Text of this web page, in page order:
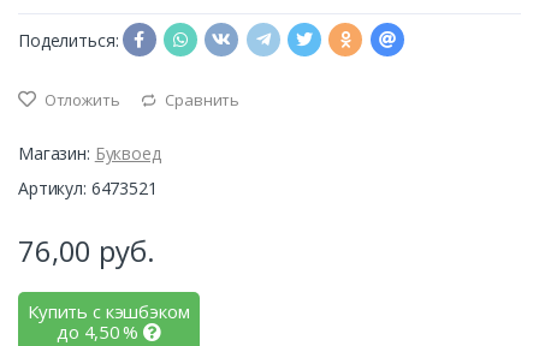
Поделиться:
Отложить Сравнить
Магазин: Буквоед
Артикул: 6473521
76,00 руб.
Купить с кэшбэком
до 4,50%